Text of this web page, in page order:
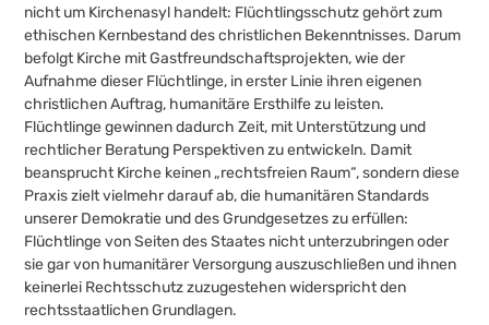
nicht um Kirchenasyl handelt: Flüchtlingsschutz gehört zum
ethischen Kernbestand des christlichen Bekenntnisses. Darum
befolgt Kirche mit Gastfreundschaftsprojekten, wie der
Aufnahme dieser Flüchtlinge, in erster Linie ihren eigenen
christlichen Auftrag, humanitäre Ersthilfe zu leisten.
Flüchtlinge gewinnen dadurch Zeit, mit Unterstützung und
rechtlicher Beratung Perspektiven zu entwickeln. Damit
beansprucht Kirche keinen „rechtsfreien Raum“, sondern diese
Praxis zielt vielmehr darauf ab, die humanitären Standards
unserer Demokratie und des Grundgesetzes zu erfüllen:
Flüchtlinge von Seiten des Staates nicht unterzubringen oder
sie gar von humanitärer Versorgung auszuschließen und ihnen
keinerlei Rechtsschutz zuzugestehen widerspricht den
rechtsstaatlichen Grundlagen.